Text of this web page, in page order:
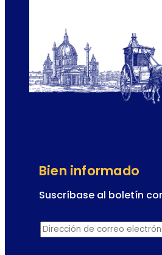
e
l
a
P
o
p
d
e
V
e
n
Bien informado
Suscríbase al boletín
D
iDirección de correo